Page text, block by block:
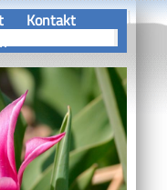
Kontakt